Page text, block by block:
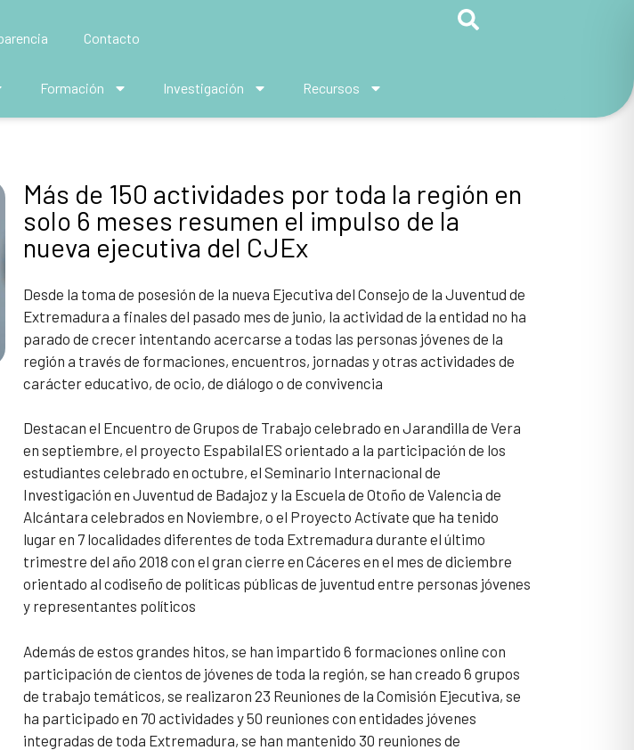
Contacto
Formación Investigación Recursos
Más de 150 actividades por toda la región en
solo 6 meses resumen el impulso de la
nueva ejecutiva del CJEx
Desde la toma de posesión de la nueva Ejecutiva del Consejo de la Juventud de
Extremadura a finales del pasado mes de junio, la actividad de la entidad no ha
parado de crecer intentando acercarse a todas las personas jóvenes de la
región a través de formaciones, encuentros, jornadas y otras actividades de
carácter educativo, de ocio, de diálogo o de convivencia
Destacan el Encuentro de Grupos de Trabajo celebrado en Jarandilla de Vera
en septiembre, el proyecto EspabilaIES orientado a la participación de los
estudiantes celebrado en octubre, el Seminario Internacional de
Investigación en Juventud de Badajoz y la Escuela de Otoño de Valencia de
Alcántara celebrados en Noviembre, o el Proyecto Actívate que ha tenido
lugar en 7 localidades diferentes de toda Extremadura durante el último
trimestre del año 2018 con el gran cierre en Cáceres en el mes de diciembre
orientado al codiseño de políticas públicas de juventud entre personas jóvenes
y representantes políticos
Además de estos grandes hitos, se han impartido 6 formaciones online con
participación de cientos de jóvenes de toda la región, se han creado 6 grupos
de trabajo temáticos, se realizaron 23 Reuniones de la Comisión Ejecutiva, se
ha participado en 70 actividades y 50 reuniones con entidades jóvenes
integradas de toda Extremadura, se han mantenido 30 reuniones de